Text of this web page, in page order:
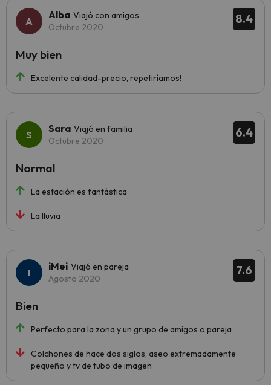
8.4
Alba Viajó con amigos
Octubre 2020
Excelente calidad-precio, repetiríamos!
Muy bien
6.4
Sara Viajó en familia
Octubre 2020
La estación es fantástica
La lluvia
Normal
7.6
iMei Viajó en pareja
Agosto 2020
Perfecto para la zona y un grupo de amigos o pareja
Colchones de hace dos siglos, aseo extremadamente
pequeño y tv de tubo de imagen
Bien